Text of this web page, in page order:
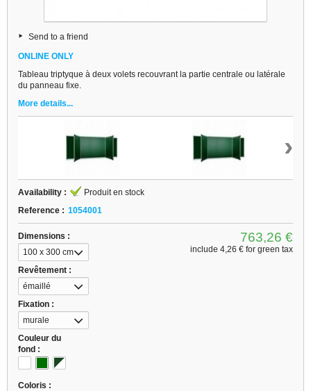
Send to a friend
ONLINE ONLY
Tableau triptyque à deux volets recouvrant la partie centrale ou latérale
du panneau fixe.
More details...
›
Availability :
Produit en stock
Reference : 1054001
Dimensions :
100 x 300 cm
Revêtement :
émaillé
Fixation :
murale
Couleur du
fond :
Coloris :
763,26 €
include 4,26 € for green tax